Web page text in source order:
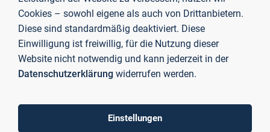
gestiftet von Dr. Ernst und Christine Herlein Stiftung,
Aschaffenburg)
Katharina Christine Magiera
(Wirtschaftsingenieurwesen, Preis gestiftet von Linde
Material Handling GmbH, Aschaffenburg)
Rafael Petz(Angewandte Forschung in den
(Wirtschaft und Recht, Preis gestiftet von Dr.
Cookies – sowohl eigene als auch von Drittanbietern.
Diese sind standardmäßig deaktiviert. Diese
Einwilligung ist freiwillig, für die Nutzung dieser
Website nicht notwendig und kann jederzeit in der
Datenschutzerklärung widerrufen werden.
Einstellungen